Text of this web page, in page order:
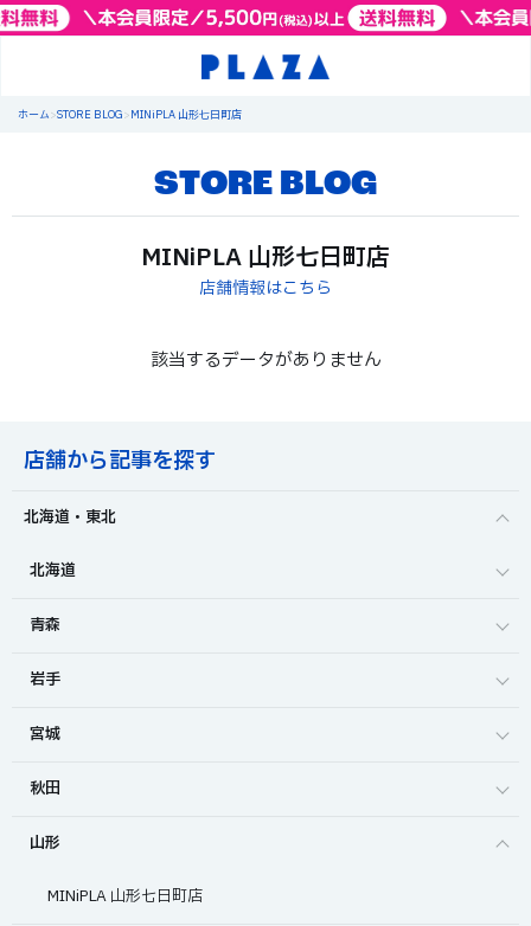
ホーム>STORE BLOG>MINiPLA 山形七日町店
STORE BLOG
MINiPLA 山形七日町店
店舗情報はこちら
該当するデータがありません
店舗から記事を探す
北海道・東北
北海道
青森
岩手
宮城
秋田
山形
MINiPLA 山形七日町店